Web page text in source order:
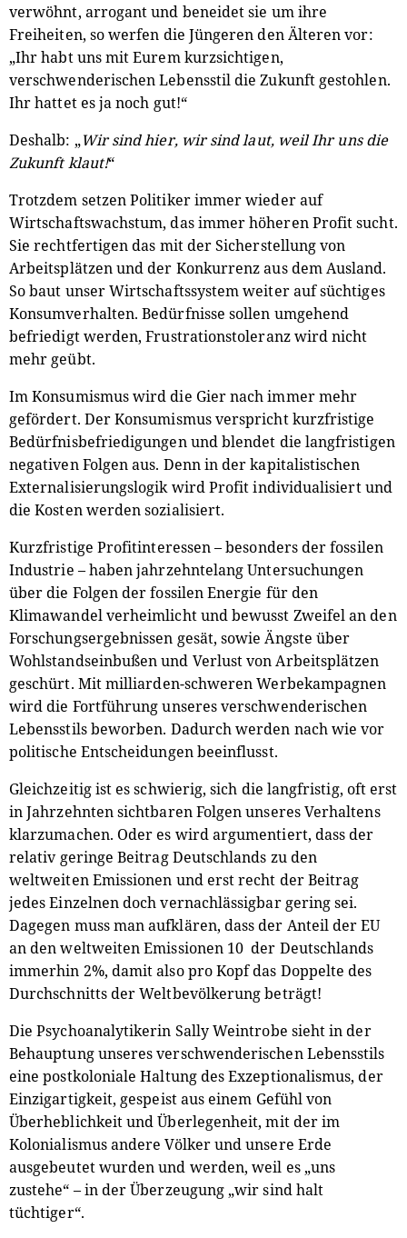
verwöhnt, arrogant und beneidet sie um ihre
Freiheiten, so werfen die Jüngeren den Älteren vor:
„Ihr habt uns mit Eurem kurzsichtigen,
verschwenderischen Lebensstil die Zukunft gestohlen.
Ihr hattet es ja noch gut!“
Deshalb: „Wir sind hier, wir sind laut, weil Ihr uns die
Zukunft klaut!“
Trotzdem setzen Politiker immer wieder auf
Wirtschaftswachstum, das immer höheren Profit sucht.
Sie rechtfertigen das mit der Sicherstellung von
Arbeitsplätzen und der Konkurrenz aus dem Ausland.
So baut unser Wirtschaftssystem weiter auf süchtiges
Konsumverhalten. Bedürfnisse sollen umgehend
befriedigt werden, Frustrationstoleranz wird nicht
mehr geübt.
Im Konsumismus wird die Gier nach immer mehr
gefördert. Der Konsumismus verspricht kurzfristige
Bedürfnisbefriedigungen und blendet die langfristigen
negativen Folgen aus. Denn in der kapitalistischen
Externalisierungslogik wird Profit individualisiert und
die Kosten werden sozialisiert.
Kurzfristige Profitinteressen – besonders der fossilen
Industrie – haben jahrzehntelang Untersuchungen
über die Folgen der fossilen Energie für den
Klimawandel verheimlicht und bewusst Zweifel an den
Forschungsergebnissen gesät, sowie Ängste über
Wohlstandseinbußen und Verlust von Arbeitsplätzen
geschürt. Mit milliarden-schweren Werbekampagnen
wird die Fortführung unseres verschwenderischen
Lebensstils beworben. Dadurch werden nach wie vor
politische Entscheidungen beeinflusst.
Gleichzeitig ist es schwierig, sich die langfristig, oft erst
in Jahrzehnten sichtbaren Folgen unseres Verhaltens
klarzumachen. Oder es wird argumentiert, dass der
relativ geringe Beitrag Deutschlands zu den
weltweiten Emissionen und erst recht der Beitrag
jedes Einzelnen doch vernachlässigbar gering sei.
Dagegen muss man aufklären, dass der Anteil der EU
an den weltweiten Emissionen 10 der Deutschlands
immerhin 2%, damit also pro Kopf das Doppelte des
Durchschnitts der Weltbevölkerung beträgt!
Die Psychoanalytikerin Sally Weintrobe sieht in der
Behauptung unseres verschwenderischen Lebensstils
eine postkoloniale Haltung des Exzeptionalismus, der
Einzigartigkeit, gespeist aus einem Gefühl von
Überheblichkeit und Überlegenheit, mit der im
Kolonialismus andere Völker und unsere Erde
ausgebeutet wurden und werden, weil es „uns
zustehe“ – in der Überzeugung „wir sind halt
tüchtiger“.